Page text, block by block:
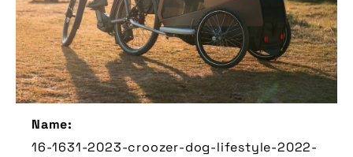
Name:
16-1631-2023-croozer-dog-lifestyle-2022-